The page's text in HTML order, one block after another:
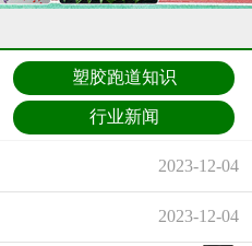
塑胶跑道知识
行业新闻
2023-12-04
2023-12-04